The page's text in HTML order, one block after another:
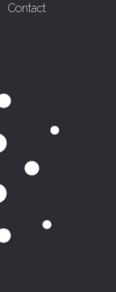
Contact